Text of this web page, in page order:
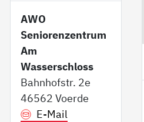
AWO
Seniorenzentrum
Am
Wasserschloss
Bahnhofstr. 2e
46562 Voerde
E-Mail